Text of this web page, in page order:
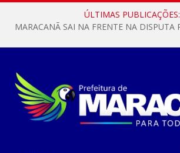
ÚLTIMAS PUBLICAÇÕES: